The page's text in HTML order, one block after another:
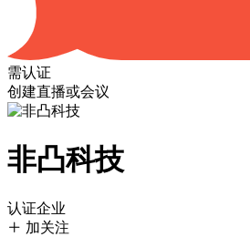
需认证
创建直播或会议
非凸科技
认证企业
加关注